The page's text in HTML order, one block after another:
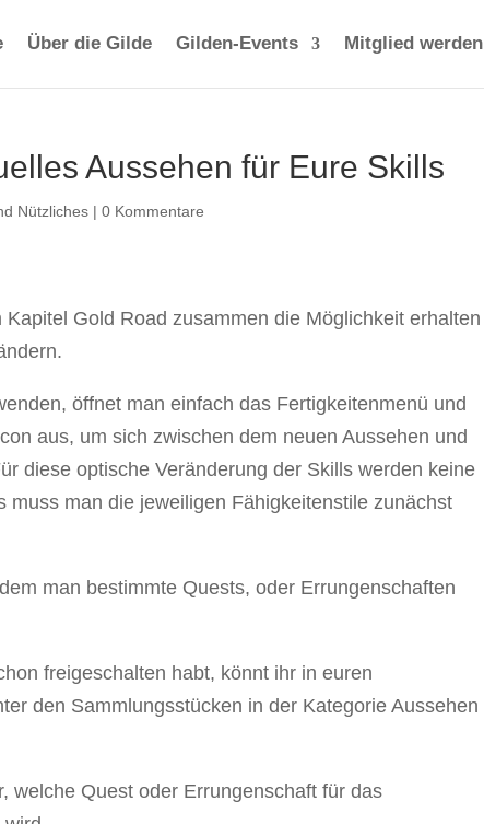
Über die Gilde Gilden-Events Mitglied werden
Aussehen für Eure Skills
Nützliches |0 Kommentare
Gold Road zusammen die Möglichkeit erhalten
öffnet man einfach das Fertigkeitenmenü und
aus, um sich zwischen dem neuen Aussehen und
diese optische Veränderung der Skills werden keine
man die jeweiligen Fähigkeitenstile zunächst
man bestimmte Quests, oder Errungenschaften
freigeschalten habt, könnt ihr in euren
den Sammlungsstücken in der Kategorie Aussehen
welche Quest oder Errungenschaft für das